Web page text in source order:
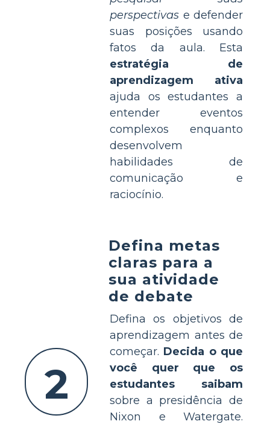
perspectivas e defender
suas posições usando
fatos da aula. Esta
estratégia de
aprendizagem ativa
ajuda os estudantes a
entender eventos
complexos enquanto
desenvolvem
habilidades de
comunicação e
raciocínio.
2
Defina metas
claras para a
sua atividade
de debate
Defina os objetivos de
aprendizagem antes de
começar. Decida o que
você quer que os
estudantes saibam
sobre a presidência de
Nixon e Watergate.